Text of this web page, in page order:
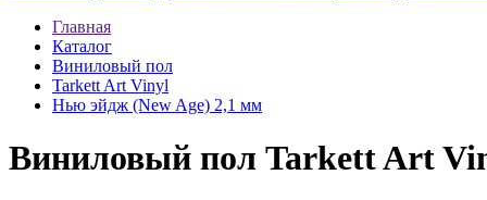
Главная
Каталог
Виниловый пол
Tarkett Art Vinyl
Нью эйдж (New Age) 2,1 мм
Виниловый пол Tarkett Art